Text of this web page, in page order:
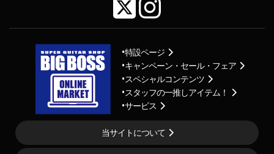
特設ページ
キャンペーン・セール・フェア
スペシャルコンテンツ
スタッフの一推しアイテム！
サービス
当サイトについて